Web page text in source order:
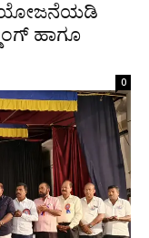
ಯೋಜನೆಯಡಿ
ಹಾಗೂ
0